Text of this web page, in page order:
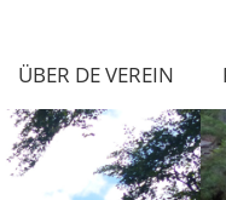
ÜBER DE VEREIN